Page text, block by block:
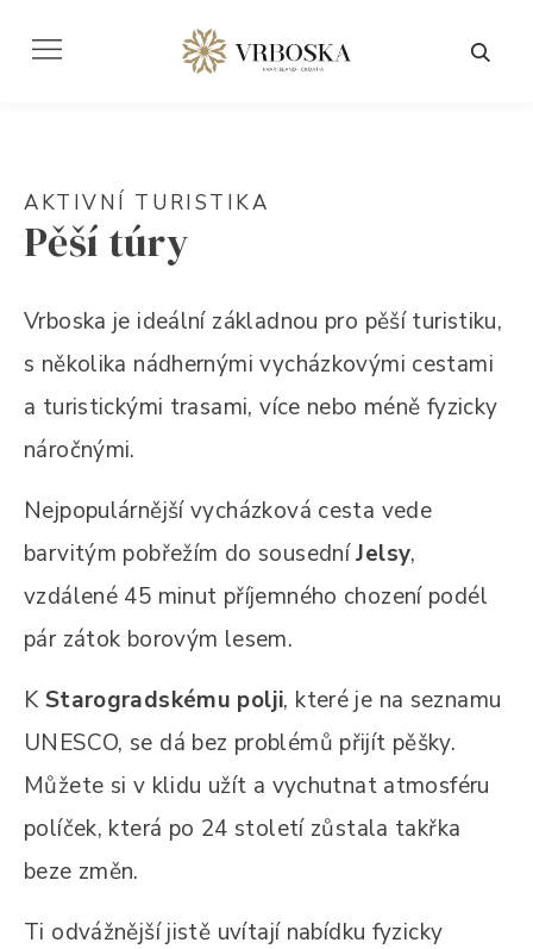
AKTIVNÍ TURISTIKA
Pěší túry
Vrboska je ideální základnou pro pěší turistiku,
s několika nádhernými vycházkovými cestami
a turistickými trasami, více nebo méně fyzicky
náročnými.
Nejpopulárnější vycházková cesta vede
barvitým pobřežím do sousedníJelsy,
vzdálené 45 minut příjemného chození podél
pár zátok borovým lesem.
K Starogradskému polji, které je na seznamu
UNESCO, se dá bez problémů přijít pěšky.
Můžete si v klidu užít a vychutnat atmosféru
políček, která po 24 století zůstala takřka
beze změn.
Ti odvážnější jistě uvítají nabídku fyzicky